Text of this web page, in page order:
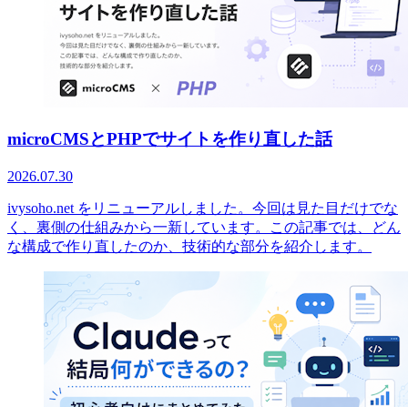
microCMSとPHPでサイトを作り直した話
2026.07.30
ivysoho.net をリニューアルしました。今回は見た目だけでな
く、裏側の仕組みから一新しています。この記事では、どん
な構成で作り直したのか、技術的な部分を紹介します。